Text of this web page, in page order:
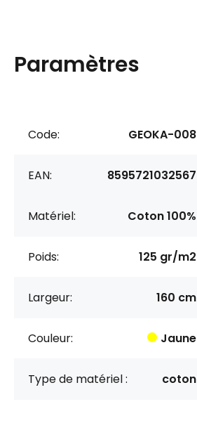
Paramètres
Code: GEOKA-008
EAN: 8595721032567
Matériel: Coton 100%
Poids: 125 gr/m2
Largeur: 160 cm
Couleur: Jaune
Type de matériel : coton